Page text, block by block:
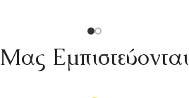
Mας Εμπιστεύονται